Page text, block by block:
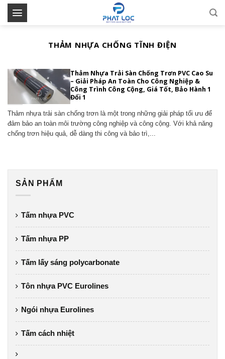
Skip
THẢM NHỰA CHỐNG TĨNH ĐIỆN
SẢN PHẨM
Tấm nhựa PVC
Tấm nhựa PP
Tấm lấy sáng polycarbonate
Tôn nhựa PVC Eurolines
Ngói nhựa Eurolines
Tấm cách nhiệt
Thảm Nhựa Trải Sàn Chống Trơn PVC Cao Su
– Giải Pháp An Toàn Cho Công Nghiệp &
Công Trình Công Cộng, Giá Tốt, Bảo Hành 1
Đổi 1
Thảm nhựa trải sàn chống trơn là một trong những giải pháp tối ưu để
đảm bảo an toàn môi trường công nghiệp và công cộng. Với khả năng
chống trơn hiệu quả, dễ dàng thi công và bảo trì,...